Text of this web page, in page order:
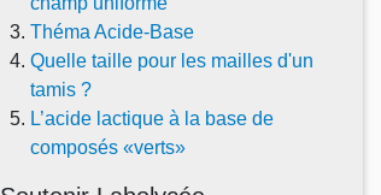
Théma Acide-Base
Quelle taille pour les mailles d'un
tamis ?
L’acide lactique à la base de
composés «verts»